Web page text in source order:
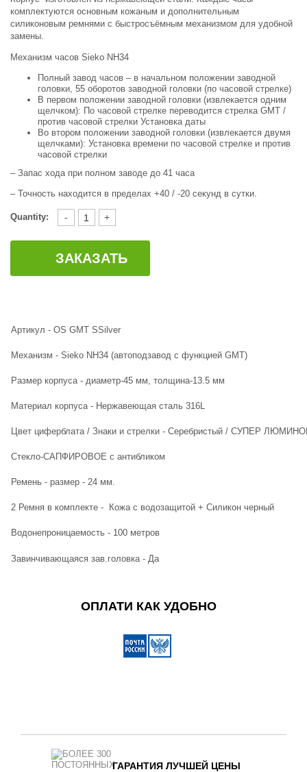
комплектуются основным кожаным и дополнительным
силиконовым ремнями с быстросъёмным механизмом для удобной
замены.
Механизм часов Sieko NH34
Полный завод часов – в начальном положении заводной
головки, 55 оборотов заводной головки (по часовой стрелке)
В первом положении заводной головки (извлекается одним
щелчком): По часовой стрелке переводится стрелка GMT /
против часовой стрелки Установка даты
Во втором положении заводной головки (извлекается двумя
щелчками): Установка времени по часовой стрелке и против
часовой стрелки
– Запас хода при полном заводе до 41 часа
– Точность находится в пределах +40 / -20 секунд в сутки.
Quantity: - +
ЗАКАЗАТЬ
Артикул - OS GMT SSilver
Механизм - Sieko NH34 (автоподзавод с функцией GMT)
Размер корпуса - диаметр-45 мм, толщина-13.5 мм
Материал корпуса - Нержавеющая сталь 316L
Цвет циферблата / Знаки и стрелки - Серебристый / СУПЕР
Стекло-САПФИРОВОЕ с антибликом
Ремень - размер - 24 мм.
2 Ремня в комплекте - Кожа с водозащитой + Силикон черный
Водонепроницаемость - 100 метров
Завинчивающаяся зав.головка - Да
ОПЛАТИ КАК УДОБНО
ГАРАНТИЯ ЛУЧШЕЙ ЦЕНЫ